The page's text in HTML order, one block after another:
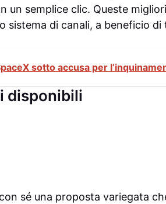
un semplice clic. Queste
sistema di canali, a beneficio
sotto accusa per
disponibili
sé una proposta variegata